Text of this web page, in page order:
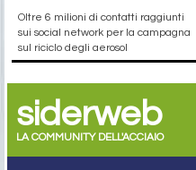
Oltre 6 milioni di contatti raggiunti
sui social network per la campagna
sul riciclo degli aerosol
siderweb
LA COMMUNITY DELL'ACCIAIO